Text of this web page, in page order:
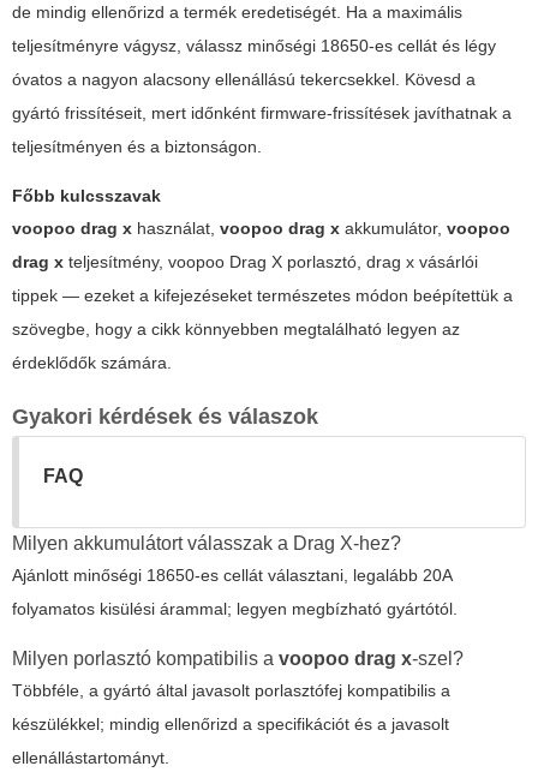
de mindig ellenőrizd a termék eredetiségét. Ha a maximális
teljesítményre vágysz, válassz minőségi 18650-es cellát és légy
óvatos a nagyon alacsony ellenállású tekercsekkel. Kövesd a
gyártó frissítéseit, mert időnként firmware-frissítések javíthatnak a
teljesítményen és a biztonságon.
Főbb kulcsszavak
voopoo drag x használat, voopoo drag x akkumulátor, voopoo
drag x teljesítmény, voopoo Drag X porlasztó, drag x vásárlói
tippek — ezeket a kifejezéseket természetes módon beépítettük a
szövegbe, hogy a cikk könnyebben megtalálható legyen az
érdeklődők számára.
Gyakori kérdések és válaszok
FAQ
Milyen akkumulátort válasszak a Drag X-hez?
Ajánlott minőségi 18650-es cellát választani, legalább 20A
folyamatos kisülési árammal; legyen megbízható gyártótól.
Milyen porlasztó kompatibilis a voopoo drag x-szel?
Többféle, a gyártó által javasolt porlasztófej kompatibilis a
készülékkel; mindig ellenőrizd a specifikációt és a javasolt
ellenállástartományt.